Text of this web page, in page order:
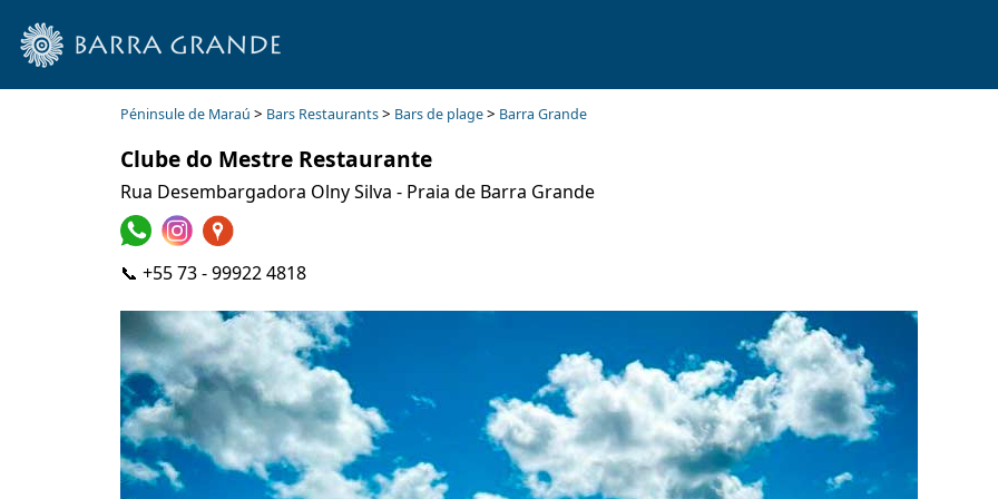
Péninsule de Maraú > Bars Restaurants> Bars de plage> Barra Grande
Clube do Mestre Restaurante
Rua Desembargadora Olny Silva - Praia de Barra Grande
📞 +55 73 - 99922 4818